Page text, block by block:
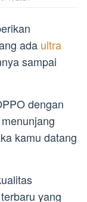
ada ultra
sampai
dengan
kamu datang
yang